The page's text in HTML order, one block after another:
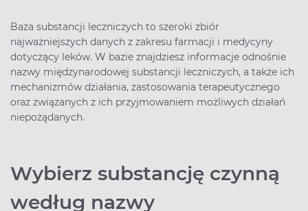
Baza substancji leczniczych to szeroki zbiór
najważniejszych danych z zakresu farmacji i medycyny
dotyczący leków. W bazie znajdziesz informacje odnośnie
nazwy międzynarodowej substancji leczniczych, a także ich
mechanizmów działania, zastosowania terapeutycznego
oraz związanych z ich przyjmowaniem możliwych działań
niepożądanych.
Wybierz substancję czynną
według nazwy